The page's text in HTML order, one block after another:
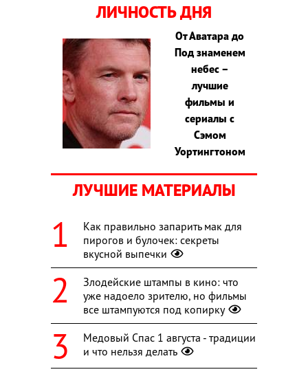
ЛИЧНОСТЬ ДНЯ
От Аватара до
Под знаменем
небес –
лучшие
фильмы и
сериалы с
Сэмом
Уортингтоном
ЛУЧШИЕ МАТЕРИАЛЫ
Как правильно запарить мак для
пирогов и булочек: секреты
вкусной выпечки
Злодейские штампы в кино: что
уже надоело зрителю, но фильмы
все штампуются под копирку
Медовый Спас 1 августа - традиции
и что нельзя делать